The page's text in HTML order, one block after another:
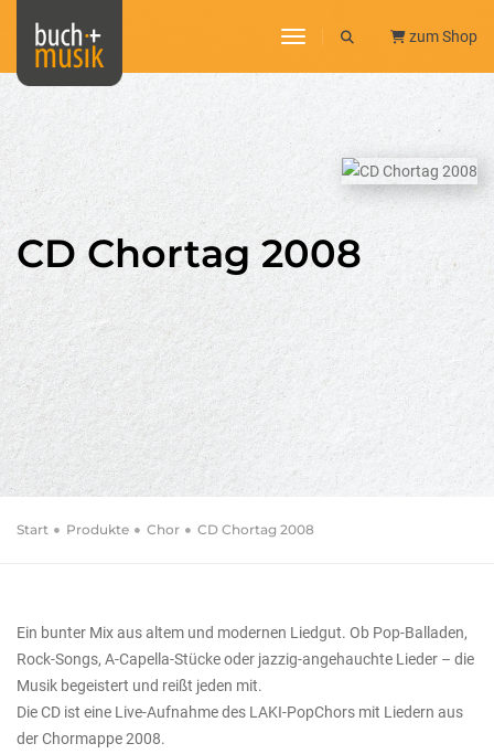
toggle navigation
zum Shop
CD Chortag 2008
Start Produkte Chor CD Chortag 2008
Ein bunter Mix aus altem und modernen Liedgut. Ob Pop-Balladen,
Rock-Songs, A-Capella-Stücke oder jazzig-angehauchte Lieder – die
Musik begeistert und reißt jeden mit.
Die CD ist eine Live-Aufnahme des LAKI-PopChors mit Liedern aus
der Chormappe 2008.